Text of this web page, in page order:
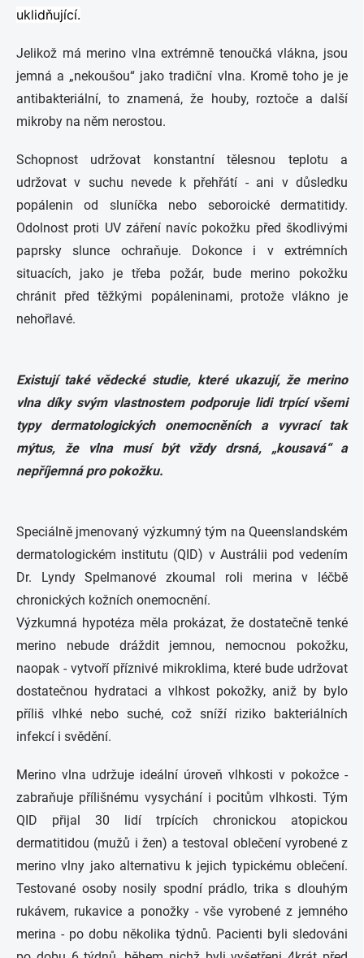
uklidňující.
Jelikož má merino vlna extrémně tenoučká vlákna, jsou
jemná a „nekoušou“ jako tradiční vlna. Kromě toho je je
antibakteriální, to znamená, že houby, roztoče a další
mikroby na něm nerostou.
Schopnost udržovat konstantní tělesnou teplotu a
udržovat v suchu nevede k přehřátí - ani v důsledku
popálenin od sluníčka nebo seboroické dermatitidy.
Odolnost proti UV záření navíc pokožku před škodlivými
paprsky slunce ochraňuje. Dokonce i v extrémních
situacích, jako je třeba požár, bude merino pokožku
chránit před těžkými popáleninami, protože vlákno je
nehořlavé.
Existují také vědecké studie, které ukazují, že merino
vlna díky svým vlastnostem podporuje lidi trpící všemi
typy dermatologických onemocněních a vyvrací tak
mýtus, že vlna musí být vždy drsná, „kousavá“ a
nepříjemná pro pokožku.
Speciálně jmenovaný výzkumný tým na Queenslandském
dermatologickém institutu (QID) v Austrálii pod vedením
Dr. Lyndy Spelmanové zkoumal roli merina v léčbě
chronických kožních onemocnění.
Výzkumná hypotéza měla prokázat, že dostatečně tenké
merino nebude dráždit jemnou, nemocnou pokožku,
naopak - vytvoří příznivé mikroklima, které bude udržovat
dostatečnou hydrataci a vlhkost pokožky, aniž by bylo
příliš vlhké nebo suché, což sníží riziko bakteriálních
infekcí i svědění.
Merino vlna udržuje ideální úroveň vlhkosti v pokožce -
zabraňuje přílišnému vysychání i pocitům vlhkosti. Tým
QID přijal 30 lidí trpících chronickou atopickou
dermatitidou (mužů i žen) a testoval oblečení vyrobené z
merino vlny jako alternativu k jejich typickému oblečení.
Testované osoby nosily spodní prádlo, trika s dlouhým
rukávem, rukavice a ponožky - vše vyrobené z jemného
merina - po dobu několika týdnů. Pacienti byli sledováni